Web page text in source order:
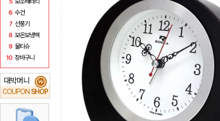
6 수건
7 선풍기
8 보온보냉백
9 물티슈
10 장바구니
대박머니
COUPON SHOP
₩